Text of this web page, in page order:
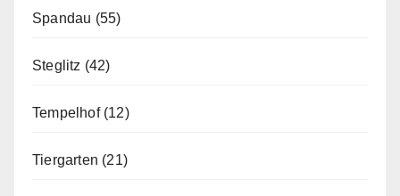
Spandau (55)
Steglitz (42)
Tempelhof(12)
Tiergarten (21)